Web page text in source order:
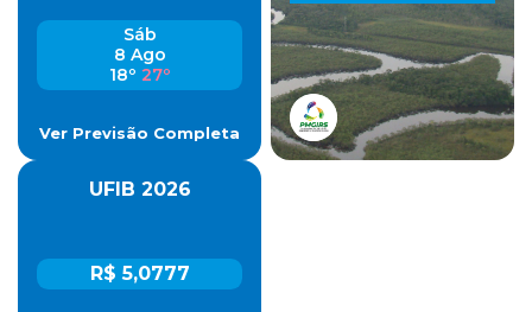
Sáb
8 Ago
18º 27º
Ver Previsão Completa
UFIB 2026
R$ 5,0777